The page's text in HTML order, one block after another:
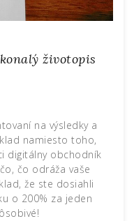
životopis
na výsledky a
namiesto toho,
digitálny obchodník
čo odráža vaše
že ste dosiahli
o 200% za jeden